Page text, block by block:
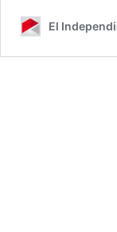
El